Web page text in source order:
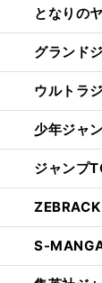
となりの
グランド
ウルトラ
少年ジャ
ジャンプ
ZEBRACK
S-